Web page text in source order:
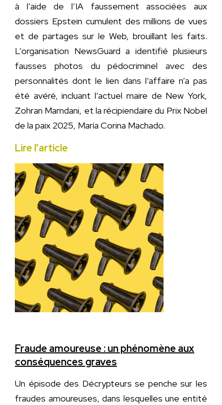
à l’aide de l’IA faussement associées aux
dossiers Epstein cumulent des millions de vues
et de partages sur le Web, brouillant les faits.
L’organisation NewsGuard a identifié plusieurs
fausses photos du pédocriminel avec des
personnalités dont le lien dans l’affaire n’a pas
été avéré, incluant l’actuel maire de New York,
Zohran Mamdani, et la récipiendaire du Prix Nobel
de la paix 2025, María Corina Machado.
Lire l'article
Fraude amoureuse : un phénomène aux
conséquences graves
Un épisode des Décrypteurs se penche sur les
fraudes amoureuses, dans lesquelles une entité